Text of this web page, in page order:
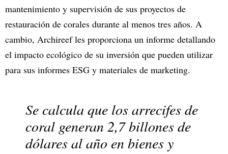
mantenimiento y supervisión de sus proyectos de
restauración de corales durante al menos tres años. A
cambio, Archireef les proporciona un informe detallando
el impacto ecológico de su inversión que pueden utilizar
para sus informes ESG y materiales de marketing.
Se calcula que los arrecifes de
coral generan 2,7 billones de
dólares al año en bienes y